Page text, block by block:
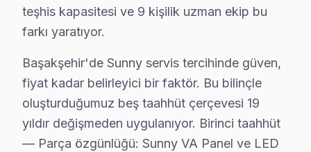
Güncel tablo şu: aylık 48 başvurunun %34'i Güç
Memnuniyet verisi yıllar içinde bir iyileşme hikayesi
İkincisi anakart güç düzlemleri: Sunny Smart akıllı
Üçüncüsü eMMC depolama: Sunny UHD
Sunny TV Tamiri Garanti Belgesi –
teşhis kapasitesi ve 9 kişilik uzman ekip bu
farkı yaratıyor.
Başakşehir'de Sunny servis tercihinde güven,
fiyat kadar belirleyici bir faktör. Bu bilinçle
oluşturduğumuz beş taahhüt çerçevesi 19
yıldır değişmeden uygulanıyor. Birinci taahhüt
— Parça özgünlüğü: Sunny VA Panel ve LED